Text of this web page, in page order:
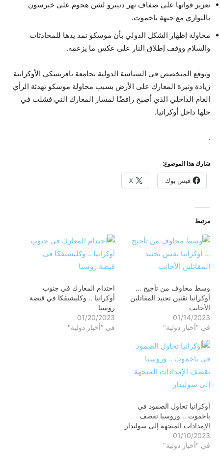
تعزيز قواتها على ضفاف نهر دنيبرو لشن هجوم على خيرسون
بالتوازي مع جبهة باخموت.
محاولة إظهار الشكل الدولي بأن موسكو تمد يدها للمحادثات
والسلام ووقف إطلاق النار على عكس ما يزعمه.
وتوقع المتخصص في السياسة الدولية بجامعة تافريسكي الأوكرانية
زيادة وتيرة المعارك على الأرض بسبب محاولة موسكو تهدئة الرأي
العام الداخلي الذي أصبح رافضًا لمسار المعارك التي فشلت في
حلها داخل أوكرانيا.
.
شارك هذا الموضوع:
فيس بوك X
مرتبط
وسط مخاوف من تأجيج …
أوكرانيا تقنين تجنيد المقاتلين
الأجانب
01/14/2023
في "أخبار دولية"
احتدام المعارك في جنوب
أوكرانيا .. وكليشيفكا في قبضة
روسيا
01/20/2023
في "أخبار دولية"
أوكرانيا تحاول الصمود في
باخموت .. وروسيا تقصف
الإمدادات المتجهة إلى سوليدار
01/10/2023
في "أخبار دولية"